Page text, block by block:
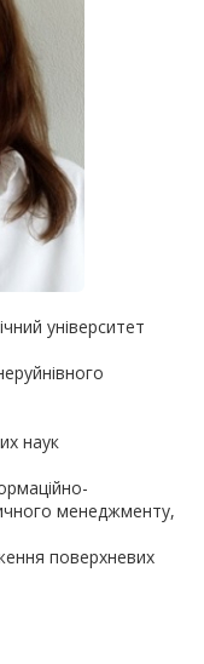
університет
наук
менеджменту,
поверхневих